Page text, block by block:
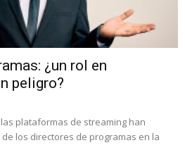
¿un rol en
peligro?
plataformas de streaming han
los directores de programas en la